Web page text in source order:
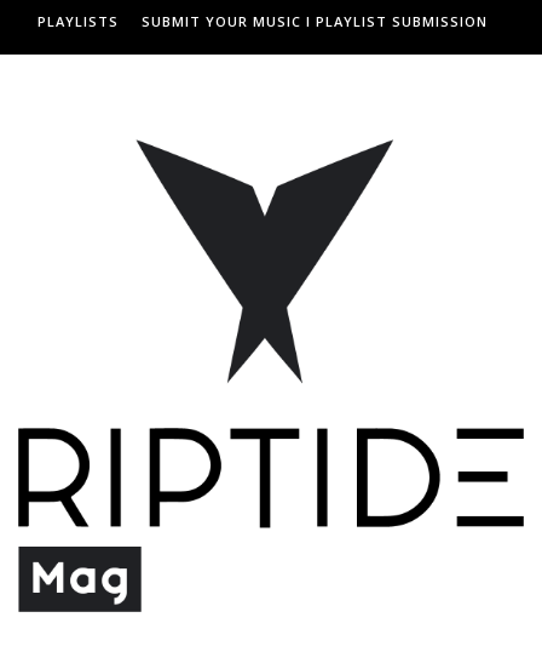
PLAYLISTS SUBMIT YOUR MUSIC I PLAYLIST SUBMISSION